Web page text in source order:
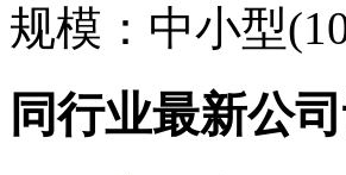
规模： 中小型
同行业最新公